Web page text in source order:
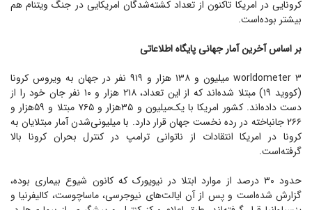
کرونایی در امریکا تاکنون از تعداد کشته‌شدگان امریکایی در جنگ ویتنام هم
بیشتر بوده‌است.
بر اساس آخرین آمار جهانی پایگاه اطلاعاتی
worldometer ۳ میلیون و ۱۳۸ هزار و ۹۱۹ نفر در جهان به ویروس کرونا
(کووید ۱۹) مبتلا شده‌اند که از این تعداد، ۲۱۸ هزار و ۱۰ نفر جان خود را از
دست داده‌اند. کشور امریکا با یک‌میلیون و ۳۵هزار و ۷۶۵ مبتلا و ۵۹هزار و
۲۶۶ جانباخته در رده نخست جهان قرار دارد. با میلیونی‌شدن آمار مبتلایان به
کرونا در امریکا انتقادات از ناتوانی ترامپ در کنترل بحران کرونا بالا
گرفته‌است.
حدود ۳۰ درصد از موارد ابتلا در نیویورک که کانون شیوع بیماری بوده،
گزارش شده‌است و پس از آن ایالت‌های نیوجرسی، ماساچوست، کالیفرنیا و